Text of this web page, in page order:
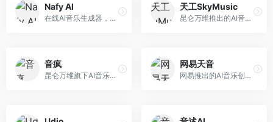
Nafy AI
在线AI音乐生成器，专注于快速音乐创作。面向内容创作者，支持多种风格音乐生成，操作简便，生成速度快，适合快速配乐需求。
天工SkyMusic
昆仑万维推出的AI音乐创作平台，基于天工大模型。面向音乐创作者，支持歌词生成、旋律创作、音乐编曲等服务，中文音乐创作能力强。
音疯
昆仑万维旗下AI音乐创作平台，专注于音乐内容生成。面向音乐爱好者和内容创作者，提供多种风格音乐生成，操作简便，创作速度快。
网易天音
网易推出的AI音乐创作工具，支持作词、作曲与编曲。面向音乐爱好者和独立音乐人，提供歌词生成、旋律创作、编曲制作等服务，与网易云音乐生态深度整合。